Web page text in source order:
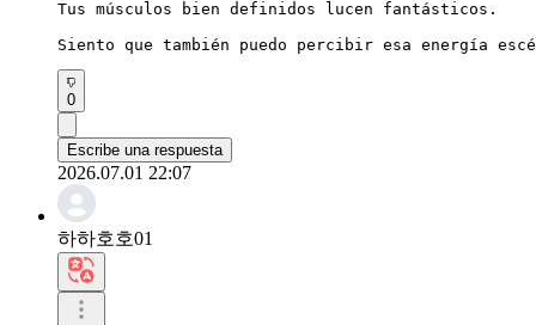
Tus músculos bien definidos lucen fantásticos.
Siento que también puedo percibir esa energía
0
Escribe una respuesta
2026.07.01 22:07
하하호호01